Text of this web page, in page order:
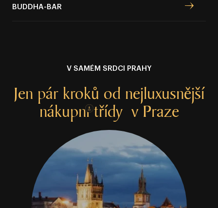
BUDDHA⁠⁠⁠⁠⁠⁠⁠⁠⁠⁠⁠⁠⁠⁠⁠⁠-⁠⁠⁠⁠⁠⁠⁠⁠⁠⁠⁠⁠⁠⁠⁠⁠BAR
V SAMÉM SRDCI PRAHY
Jen pár kroků od nejluxusnější
nákupnítřídy v Praze